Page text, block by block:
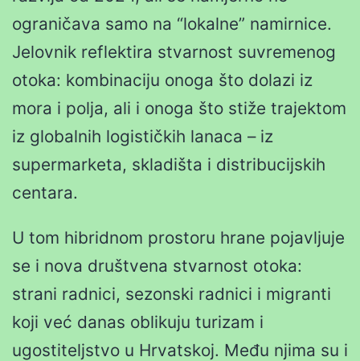
ograničava samo na “lokalne” namirnice.
Jelovnik reflektira stvarnost suvremenog
otoka: kombinaciju onoga što dolazi iz
mora i polja, ali i onoga što stiže trajektom
iz globalnih logističkih lanaca – iz
supermarketa, skladišta i distribucijskih
centara.
U tom hibridnom prostoru hrane pojavljuje
se i nova društvena stvarnost otoka:
strani radnici, sezonski radnici i migranti
koji već danas oblikuju turizam i
ugostiteljstvo u Hrvatskoj. Među njima su i